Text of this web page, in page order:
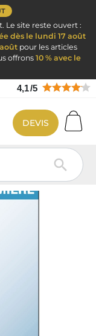
Le site reste ouvert :
dès le lundi 17 août
pour les articles
offrons 10 % avec le
4,1/5

DEVIS
et accessoires